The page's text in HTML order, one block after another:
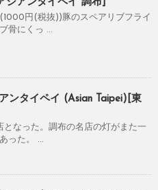
ジアンタイペイ 調布]
(1000円(税抜))豚のスペアリブフライ
骨にくっ ...
ンタイペイ (Asian Taipei)[東
となった。調布の名店の灯がまた一
った。 ...